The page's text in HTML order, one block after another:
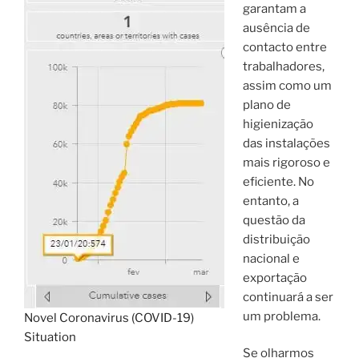
Novel Coronavirus (COVID-19)
Situation
garantam a
ausência de
contacto entre
trabalhadores,
assim como um
plano de
higienização
das instalações
mais rigoroso e
eficiente. No
entanto, a
questão da
distribuição
nacional e
exportação
continuará a ser
um problema.
Se olharmos